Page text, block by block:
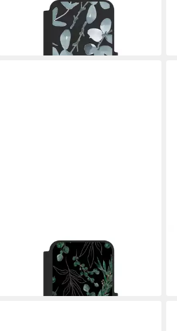
Handyhülle Eukalyptus Muster Blume
Eukalyptus pattern ohne Hintergrund
in 5-6 Werktagen bei dir
Handyhülle Eukalyptus Blätter Natur
Eukalyptusblätter Black
in 5-6 Werktagen bei dir